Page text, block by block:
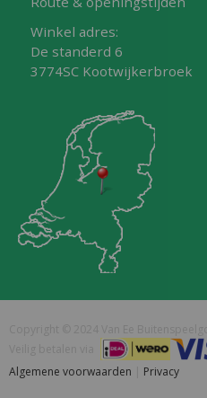
Winkel adres:
De standerd 6
3774SC Kootwijkerbroek
Algemene voorwaarden
Privacy